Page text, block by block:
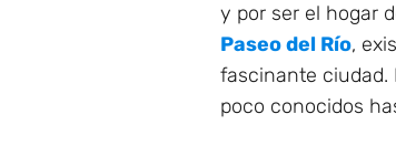
y por ser el hogar
Paseo del Río,
fascinante ciudad.
poco conocidos